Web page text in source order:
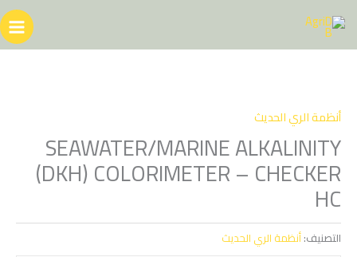
إلى
المحتوى
أنظمة الري الحديث
SEAWATER/MARINE ALKALINITY
(DKH) COLORIMETER – CHECKER
HC
التصنيف:أنظمة الري الحديث